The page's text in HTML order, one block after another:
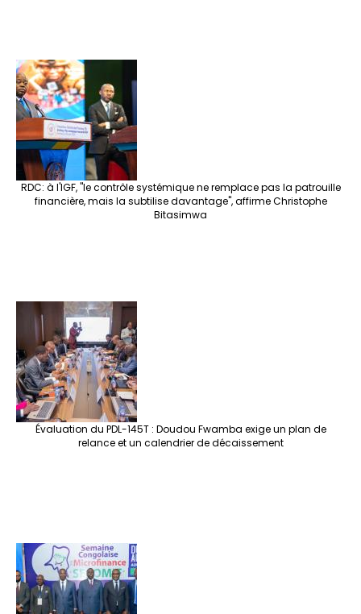
RDC: à l'IGF, "le contrôle systémique ne remplace pas la patrouille
financière, mais la subtilise davantage", affirme Christophe
Bitasimwa
Évaluation du PDL-145T : Doudou Fwamba exige un plan de
relance et un calendrier de décaissement